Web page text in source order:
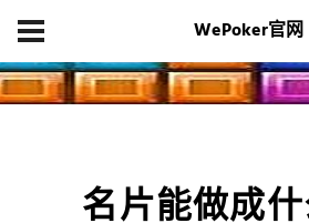
WePoker官网
名片能做成